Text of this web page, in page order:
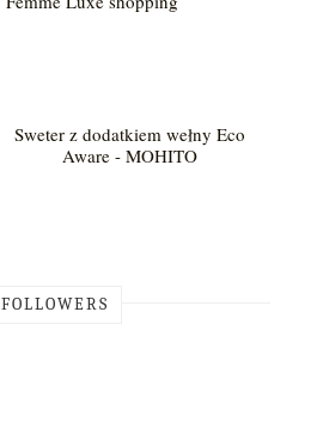
Sweter z dodatkiem wełny Eco
Aware - MOHITO
FOLLOWERS